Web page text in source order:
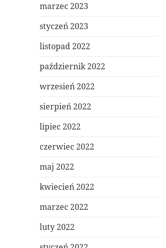
marzec 2023
styczeń 2023
listopad 2022
październik 2022
wrzesień 2022
sierpień 2022
lipiec 2022
czerwiec 2022
maj 2022
kwiecień 2022
marzec 2022
luty 2022